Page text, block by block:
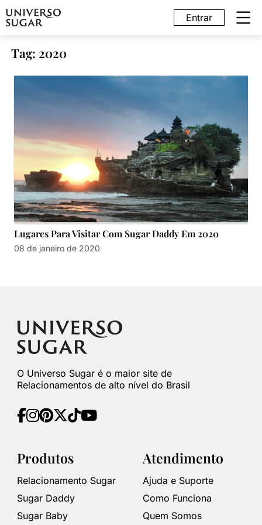
Entrar
Tag: 2020
Lugares Para Visitar Com Sugar Daddy Em 2020
08 de janeiro de 2020
O Universo Sugar é o maior site de
Relacionamentos de alto nível do Brasil
Produtos
Relacionamento Sugar
Sugar Daddy
Sugar Baby
Atendimento
Ajuda e Suporte
Como Funciona
Quem Somos